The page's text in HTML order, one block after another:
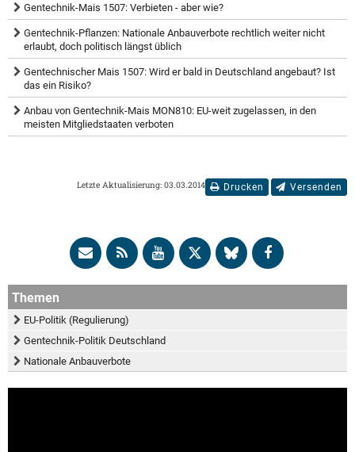
Gentechnik-Mais 1507: Verbieten - aber wie?
Gentechnik-Pflanzen: Nationale Anbauverbote rechtlich weiter nicht
erlaubt, doch politisch längst üblich
Gentechnischer Mais 1507: Wird er bald in Deutschland angebaut? Ist
das ein Risiko?
Anbau von Gentechnik-Mais MON810: EU-weit zugelassen, in den
meisten Mitgliedstaaten verboten
Drucken Versenden
Letzte Aktualisierung: 03.03.2014
Themen
EU-Politik (Regulierung)
Gentechnik-Politik Deutschland
Nationale Anbauverbote